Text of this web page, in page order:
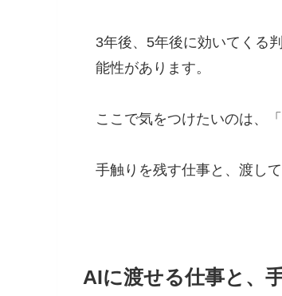
3年後、5年後に効いてくる
能性があります。
ここで気をつけたいのは、
手触りを残す仕事と、渡し
AIに渡せる仕事と、